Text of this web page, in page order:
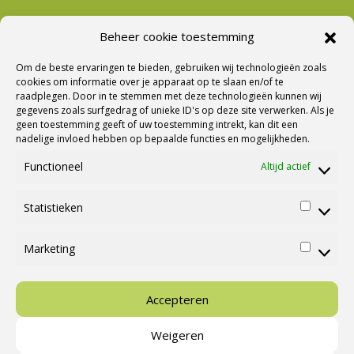
Beheer cookie toestemming
Om de beste ervaringen te bieden, gebruiken wij technologieën zoals
cookies om informatie over je apparaat op te slaan en/of te
raadplegen. Door in te stemmen met deze technologieën kunnen wij
gegevens zoals surfgedrag of unieke ID's op deze site verwerken. Als je
geen toestemming geeft of uw toestemming intrekt, kan dit een
nadelige invloed hebben op bepaalde functies en mogelijkheden.
Functioneel Altijd actief
Statistieken
Marketing
Accepteren
Weigeren
Ⓒ Cannenburg Caravans en Campers |